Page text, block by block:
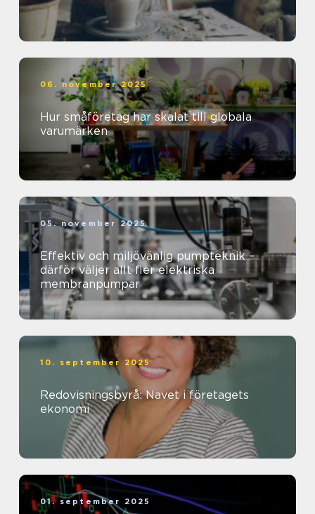
06. november 2025
Hur småföretag har skalat till globala
varumärken
05. november 2025
Effektiv och miljövänlig pumpteknik –
därför väljer allt fler elektriska
membranpumpar
10. september 2025
Redovisningsbyrå: Navet i företagets
ekonomi
01. september 2025